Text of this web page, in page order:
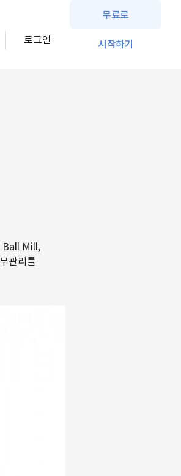
로그인
무료로
시작하기
Ball Mill,
관리를